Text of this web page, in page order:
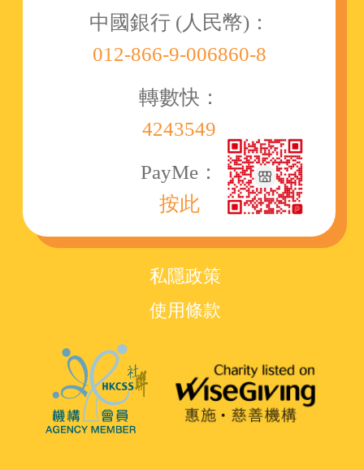
中國銀行 (人民幣)：
012-866-9-006860-8
轉數快：
4243549
PayMe：
按此
私隱政策
使用條款